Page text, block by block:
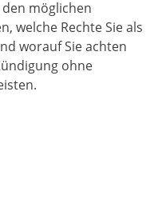
möglichen
welche Rechte Sie als
worauf Sie achten
ohne